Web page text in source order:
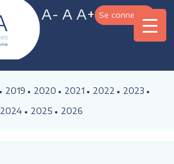
A- A A+ Se connecter
2019 2020 2021 2022
2023
2024
2025 2026